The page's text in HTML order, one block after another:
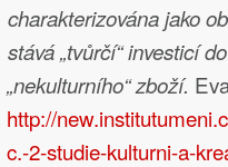
charakterizována jako
stává „tvůrčí“ investicí
„nekulturního“ zboží.
http://
c.-2-studie-kulturni-a-